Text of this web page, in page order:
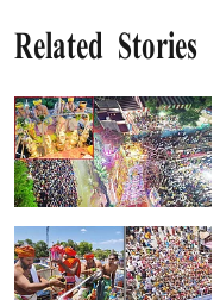
Related Stories